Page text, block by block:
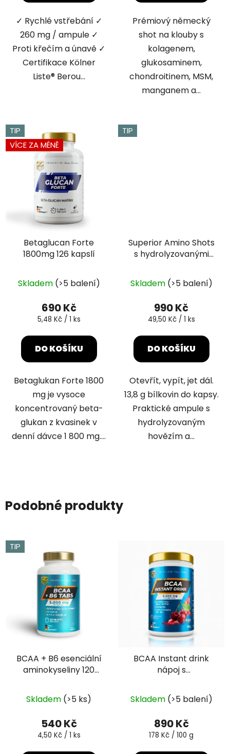
✓ Rychlé vstřebání ✓
260 mg / ampule ✓
Proti křečím a únavě ✓
Certifikace Kölner
Liste® Berou...
Prémiový německý
shot na klouby s
kolagenem,
glukosaminem,
chondroitinem, MSM,
manganem a...
TIP
VÍCE ZA MÉNĚ
Betaglucan Forte
1800mg 126 kapslí
hodnocení
produktu
je
z
Skladem (>5 balení)
690 Kč
Měrná
5,48 Kč / 1 ks
DO KOŠÍKU
Betaglukan Forte 1800
mg je vysoce
koncentrovaný beta-
glukan z kvasinek v
denní dávce 1 800 mg....
TIP
Superior Amino Shots
s hydrolyzovanými
hodnocení
produktu
je
z
Skladem (>5 balení)
990 Kč
Měrná
49,50 Kč / 1 ks
DO KOŠÍKU
Otevřít, vypít, jet dál.
13,8 g bílkovin do kapsy.
Praktické ampule s
hydrolyzovaným
hovězím a...
Podobné produkty
TIP
BCAA + B6 esenciální
aminokyseliny 120
hodnocení
produktu
je
Skladem (>5 ks)
540 Kč
Měrná
4,50 Kč / 1 ks
BCAA Instant drink
nápoj s
třešeň
hodnocení
produktu
je
Skladem (>5 balení)
890 Kč
Měrná
178 Kč / 100 g